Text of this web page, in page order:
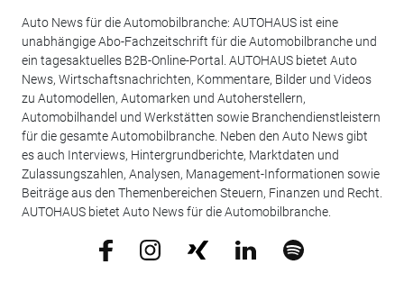
Auto News für die Automobilbranche: AUTOHAUS ist eine
unabhängige Abo-Fachzeitschrift für die Automobilbranche und
ein tagesaktuelles B2B-Online-Portal. AUTOHAUS bietet Auto
News, Wirtschaftsnachrichten, Kommentare, Bilder und Videos
zu Automodellen, Automarken und Autoherstellern,
Automobilhandel und Werkstätten sowie Branchendienstleistern
für die gesamte Automobilbranche. Neben den Auto News gibt
es auch Interviews, Hintergrundberichte, Marktdaten und
Zulassungszahlen, Analysen, Management-Informationen sowie
Beiträge aus den Themenbereichen Steuern, Finanzen und Recht.
AUTOHAUS bietet Auto News für die Automobilbranche.